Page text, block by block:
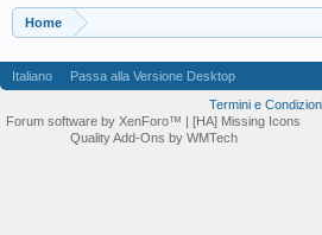
Home
Italiano Passa alla Versione Desktop
Termini e
Forum software by XenForo™ | [HA] Missing Icons
Quality Add-Ons by WMTech